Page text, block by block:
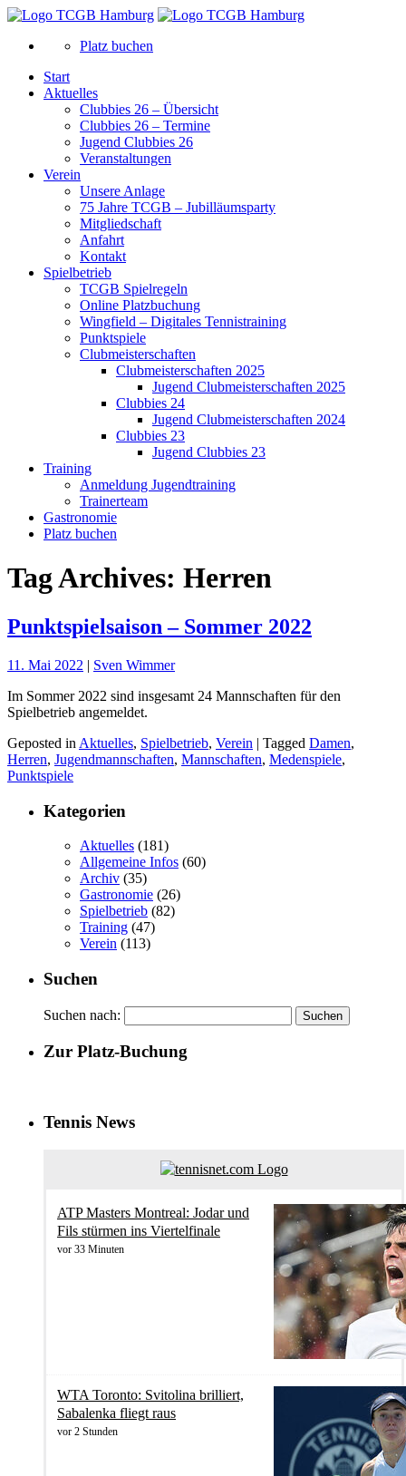
Platz buchen
Start
Aktuelles
Clubbies 26 – Übersicht
Clubbies 26 – Termine
Jugend Clubbies 26
Veranstaltungen
Verein
Unsere Anlage
75 Jahre TCGB – Jubilläumsparty
Mitgliedschaft
Anfahrt
Kontakt
Spielbetrieb
TCGB Spielregeln
Online Platzbuchung
Wingfield – Digitales Tennistraining
Punktspiele
Clubmeisterschaften
Clubmeisterschaften 2025
Jugend Clubmeisterschaften 2025
Clubbies 24
Jugend Clubmeisterschaften 2024
Clubbies 23
Jugend Clubbies 23
Training
Anmeldung Jugendtraining
Trainerteam
Gastronomie
Platz buchen
Tag Archives: Herren
Punktspielsaison – Sommer 2022
11. Mai 2022 | Sven Wimmer
Im Sommer 2022 sind insgesamt 24 Mannschaften für den
Spielbetrieb angemeldet.
Geposted in Aktuelles, Spielbetrieb, Verein | Tagged Damen,
Herren, Jugendmannschaften, Mannschaften, Medenspiele,
Punktspiele
Kategorien
Aktuelles (181)
Allgemeine Infos (60)
Archiv (35)
Gastronomie (26)
Spielbetrieb (82)
Training (47)
Verein (113)
Suchen
Suchen nach:
Zur Platz-Buchung
Tennis News
ATP Masters Montreal: Jodar und
Fils stürmen ins Viertelfinale
vor 33 Minuten
WTA Toronto: Svitolina brilliert,
Sabalenka fliegt raus
vor 2 Stunden